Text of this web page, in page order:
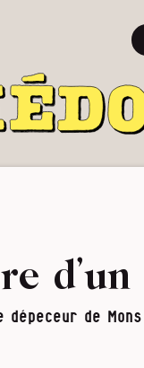
dépeceur de Mons